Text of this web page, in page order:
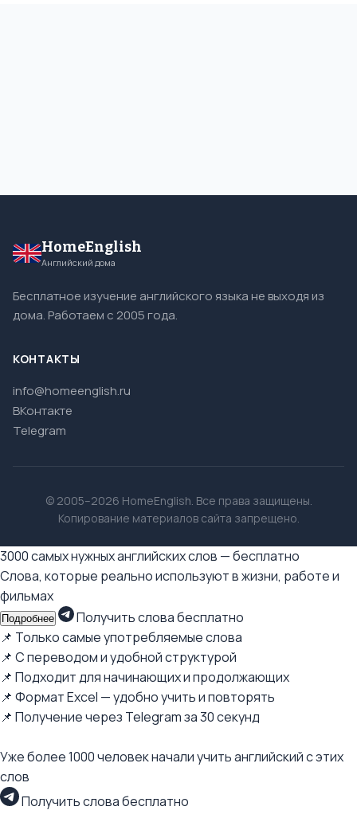
HomeEnglish
Английский дома
Бесплатное изучение английского языка не выходя из
дома. Работаем с 2005 года.
КОНТАКТЫ
info@homeenglish.ru
ВКонтакте
Telegram
© 2005–2026 HomeEnglish. Все права защищены.
Копирование материалов сайта запрещено.
3000 самых нужных английских слов — бесплатно
Слова, которые реально используют в жизни, работе и
фильмах
Подробнее
Получить слова бесплатно
📌 Только самые употребляемые слова
📌 С переводом и удобной структурой
📌 Подходит для начинающих и продолжающих
📌 Формат Excel — удобно учить и повторять
📌 Получение через Telegram за 30 секунд
Уже более 1000 человек начали учить английский с этих
слов
Получить слова бесплатно